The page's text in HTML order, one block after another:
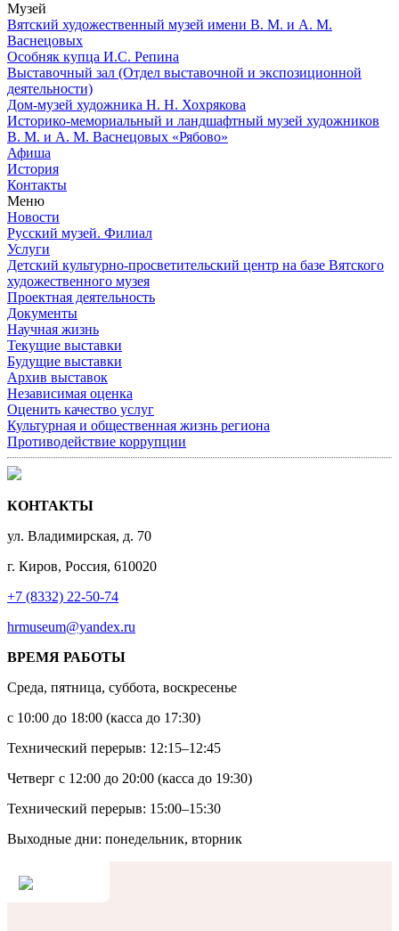
Музей
Вятский художественный музей имени В. М. и А. М.
Васнецовых
Особняк купца И.С. Репина
Выставочный зал (Отдел выставочной и экспозиционной
деятельности)
Дом-музей художника Н. Н. Хохрякова
Историко-мемориальный и ландшафтный музей художников
В. М. и А. М. Васнецовых «Рябово»
Афиша
История
Контакты
Меню
Новости
Русский музей. Филиал
Услуги
Детский культурно-просветительский центр на базе Вятского
художественного музея
Проектная деятельность
Документы
Научная жизнь
Текущие выставки
Будущие выставки
Архив выставок
Независимая оценка
Оценить качество услуг
Культурная и общественная жизнь региона
Противодействие коррупции
КОНТАКТЫ
ул. Владимирская, д. 70
г. Киров, Россия, 610020
+7 (8332) 22-50-74
hrmuseum@yandex.ru
ВРЕМЯ РАБОТЫ
Среда, пятница, суббота, воскресенье
с 10:00 до 18:00 (касса до 17:30)
Технический перерыв: 12:15–12:45
Четверг с 12:00 до 20:00 (касса до 19:30)
Технический перерыв: 15:00–15:30
Выходные дни: понедельник, вторник